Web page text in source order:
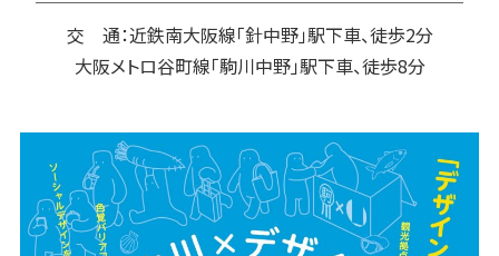
交 通：近鉄南大阪線「針中野」駅下車、徒歩2分
大阪メトロ谷町線「駒川中野」駅下車、徒歩8分